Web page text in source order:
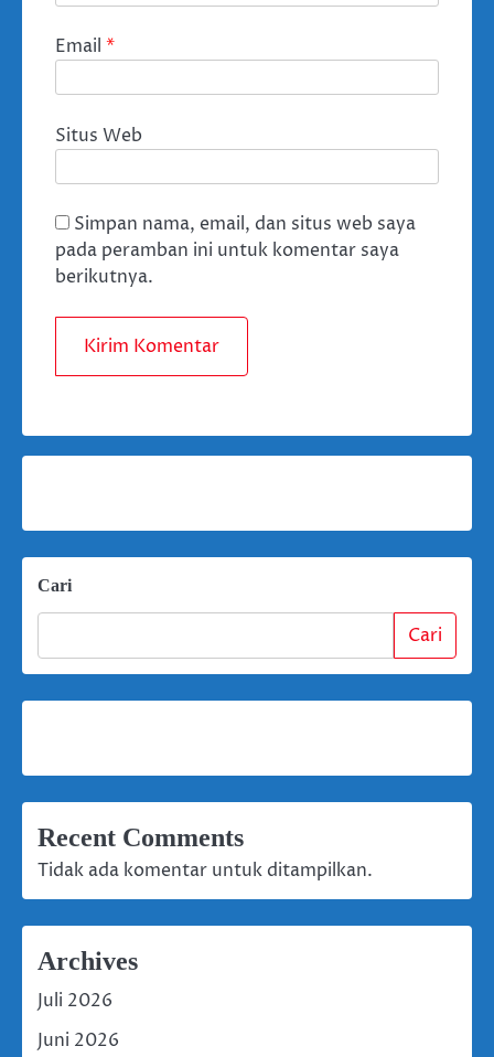
Email *
Situs Web
Simpan nama, email, dan situs web saya
pada peramban ini untuk komentar saya
berikutnya.
Cari
Cari
Recent Comments
Tidak ada komentar untuk ditampilkan.
Archives
Juli 2026
Juni 2026